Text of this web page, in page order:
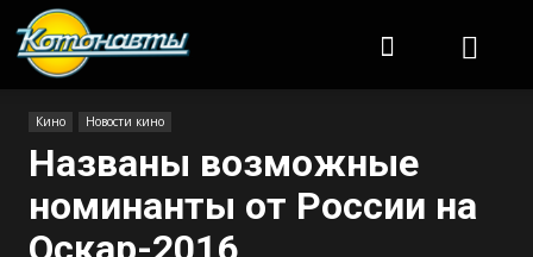
Кино Новости кино
Названы возможные
номинанты от России на